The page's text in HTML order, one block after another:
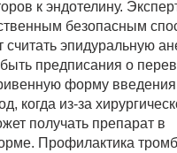
к эндотелину.
безопасным
считать эпидуральную
предписания о
форму введения
когда из-за
получать препарат в
Профилактика